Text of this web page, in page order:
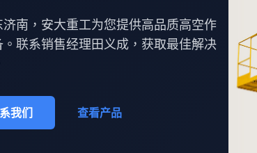
济南，安大重工为您提供高品质高空作
。联系销售经理田义成，获取最佳解决
我们 查看产品